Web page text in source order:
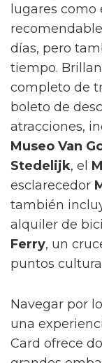
lugares como
días, pero
tiempo.
completo de
boleto de
atracciones,
Museo Van
Stedelijk, el
esclarecedor
también
alquiler de
Ferry, un
puntos
Navegar por
una
Card ofrece